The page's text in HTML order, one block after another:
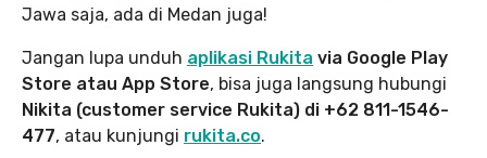
Jawa saja, ada di Medan juga!
Jangan lupa unduh aplikasi Rukita via Google Play
Store atau App Store, bisa juga langsung hubungi
Nikita (customer service Rukita) di +62 811-1546-
477, atau kunjungi rukita.co.